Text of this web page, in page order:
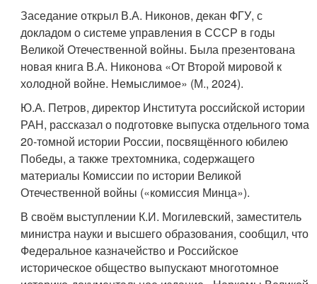
Заседание открыл В.А. Никонов, декан ФГУ, с
докладом о системе управления в СССР в годы
Великой Отечественной войны. Была презентована
новая книга В.А. Никонова «От Второй мировой к
холодной войне. Немыслимое» (М., 2024).
Ю.А. Петров, директор Института российской истории
РАН, рассказал о подготовке выпуска отдельного тома
20-томной истории России, посвящённого юбилею
Победы, а также трехтомника, содержащего
материалы Комиссии по истории Великой
Отечественной войны («комиссия Минца»).
В своём выступлении К.И. Могилевский, заместитель
министра науки и высшего образования, сообщил, что
Федеральное казначейство и Российское
историческое общество выпускают многотомное